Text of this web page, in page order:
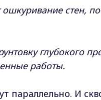
ошкуривание стен,
глубокого
работы.
параллельно. И